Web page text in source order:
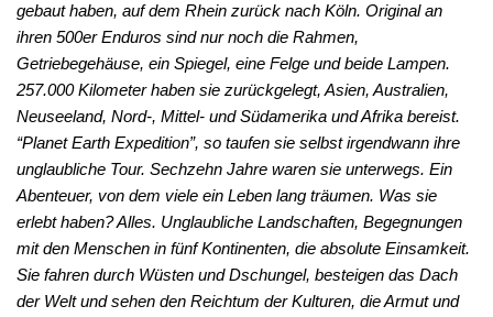
gebaut haben, auf dem Rhein zurück nach Köln. Original an
ihren 500er Enduros sind nur noch die Rahmen,
Getriebegehäuse, ein Spiegel, eine Felge und beide Lampen.
257.000 Kilometer haben sie zurückgelegt, Asien, Australien,
Neuseeland, Nord-, Mittel- und Südamerika und Afrika bereist.
“Planet Earth Expedition”, so taufen sie selbst irgendwann ihre
unglaubliche Tour. Sechzehn Jahre waren sie unterwegs. Ein
Abenteuer, von dem viele ein Leben lang träumen. Was sie
erlebt haben? Alles. Unglaubliche Landschaften, Begegnungen
mit den Menschen in fünf Kontinenten, die absolute Einsamkeit.
Sie fahren durch Wüsten und Dschungel, besteigen das Dach
der Welt und sehen den Reichtum der Kulturen, die Armut und